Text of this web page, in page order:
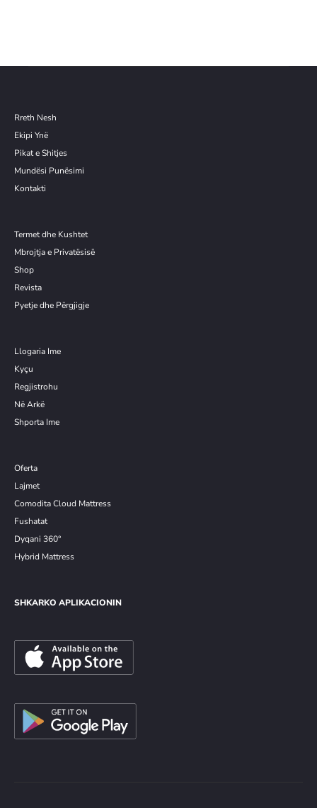
Rreth Nesh
Ekipi Ynë
Pikat e Shitjes
Mundësi Punësimi
Kontakti
Termet dhe Kushtet
Mbrojtja e Privatësisë
Shop
Revista
Pyetje dhe Përgjigje
Llogaria Ime
Kyçu
Regjistrohu
Në Arkë
Shporta Ime
Oferta
Lajmet
Comodita Cloud Mattress
Fushatat
Dyqani 360°
Hybrid Mattress
SHKARKO APLIKACIONIN